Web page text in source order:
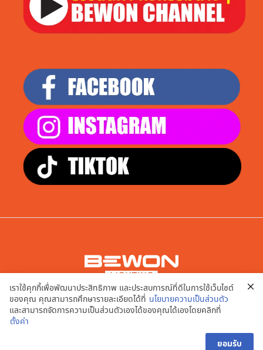
บริษัท เอพี สมาร์ท จำกัด
9/20,21,22,23,24 หมู่ที่ 2 ต.บางคูเวียง อ.บางกรวย จ.นนทบุรี
11130
เราใช้คุกกี้เพื่อพัฒนาประสิทธิภาพ และประสบการณ์ที่ดีในการใช้เว็บไซต์
ของคุณ คุณสามารถศึกษารายละเอียดได้ที่ นโยบายความเป็นส่วนตัว
และสามารถจัดการความเป็นส่วนตัวเองได้ของคุณได้เองโดยคลิกที่
ตั้งค่า
ยอมรับ